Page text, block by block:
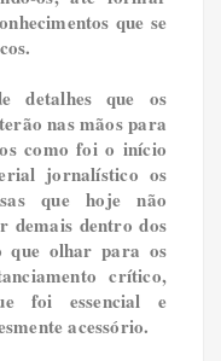
que se
detalhes que os
nas mãos para
como foi o início
jornalístico os
que hoje não
demais dentro dos
que olhar para os
crítico,
foi essencial e
acessório.